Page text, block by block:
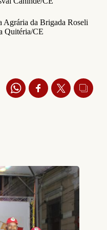
Agrária da Brigada Roseli
Quitéria/CE